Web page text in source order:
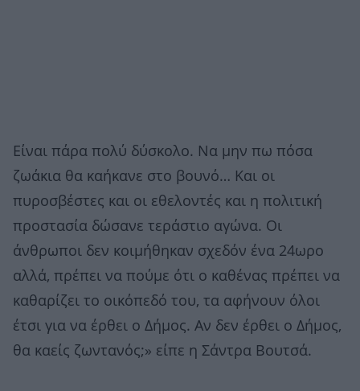
Είναι πάρα πολύ δύσκολο. Να μην πω πόσα
ζωάκια θα καήκανε στο βουνό… Και οι
πυροσβέστες και οι εθελοντές και η πολιτική
προστασία δώσανε τεράστιο αγώνα. Οι
άνθρωποι δεν κοιμήθηκαν σχεδόν ένα 24ωρο
αλλά, πρέπει να πούμε ότι ο καθένας πρέπει να
καθαρίζει το οικόπεδό του, τα αφήνουν όλοι
έτσι για να έρθει ο Δήμος. Αν δεν έρθει ο Δήμος,
θα καείς ζωντανός;» είπε η Σάντρα Βουτσά.